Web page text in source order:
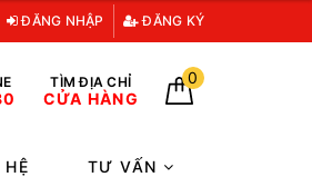
ĐĂNG NHẬP ĐĂNG KÝ
TÌM ĐỊA CHỈ
CỬA HÀNG
0
HỆ TƯ VẤN